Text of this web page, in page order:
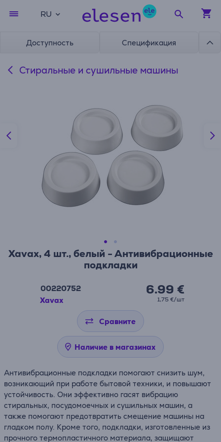
RU
Доступность Спецификация
Стиральные и сушильные машины
Xavax, 4 шт., белый - Антивибрационные
подкладки
00220752
Xavax
6.99 €
1,75 €/шт
Сравните
Наличие в магазинах
Антивибрационные подкладки помогают снизить шум,
возникающий при работе бытовой техники, и повышают
устойчивость. Они эффективно гасят вибрацию
стиральных, посудомоечных и сушильных машин, а
также помогают предотвратить смещение машины на
гладком полу. Кроме того, подкладки, изготовленные из
прочного термопластичного материала, защищают